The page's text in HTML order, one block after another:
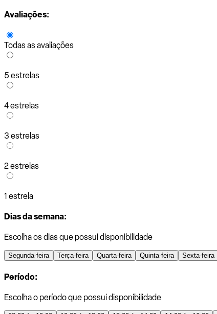
Avaliações:
Todas as avaliações
5 estrelas
4 estrelas
3 estrelas
2 estrelas
1 estrela
Dias da semana:
Escolha os dias que possui disponibilidade
Segunda-feira Terça-feira Quarta-feira Quinta-feira Sexta-feira
Período:
Escolha o período que possui disponibilidade